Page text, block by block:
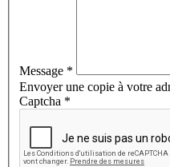
Message *
Envoyer une copie à votre
Captcha *